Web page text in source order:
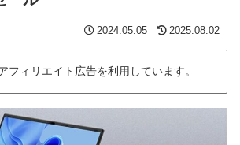
2024.05.05 2025.08.02
フィリエイト広告を利用しています。